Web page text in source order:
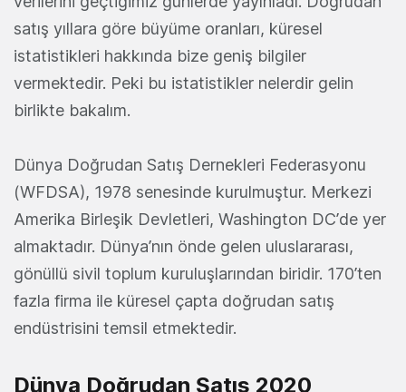
satış yıllara göre büyüme oranları, küresel
istatistikleri hakkında bize geniş bilgiler
vermektedir. Peki bu istatistikler nelerdir gelin
birlikte bakalım.
Dünya Doğrudan Satış Dernekleri Federasyonu
(WFDSA), 1978 senesinde kurulmuştur. Merkezi
Amerika Birleşik Devletleri, Washington DC’de yer
almaktadır. Dünya’nın önde gelen uluslararası,
gönüllü sivil toplum kuruluşlarından biridir. 170’ten
fazla firma ile küresel çapta doğrudan satış
endüstrisini temsil etmektedir.
Dünya Doğrudan Satış 2020